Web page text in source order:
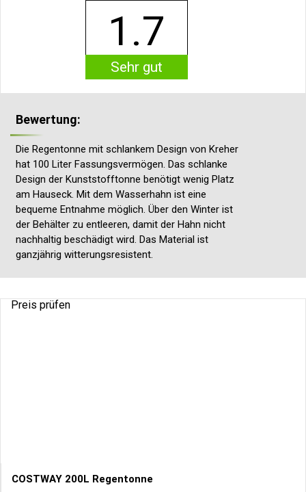
1.7
Sehr gut
Bewertung:
Die Regentonne mit schlankem Design von Kreher
hat 100 Liter Fassungsvermögen. Das schlanke
Design der Kunststofftonne benötigt wenig Platz
am Hauseck. Mit dem Wasserhahn ist eine
bequeme Entnahme möglich. Über den Winter ist
der Behälter zu entleeren, damit der Hahn nicht
nachhaltig beschädigt wird. Das Material ist
ganzjährig witterungsresistent.
Preis prüfen
COSTWAY 200L Regentonne